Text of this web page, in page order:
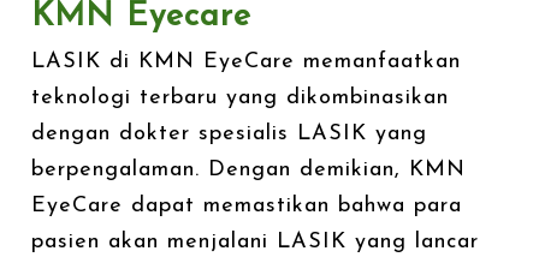
KMN Eyecare
LASIK di KMN EyeCare memanfaatkan
teknologi terbaru yang dikombinasikan
dengan dokter spesialis LASIK yang
berpengalaman. Dengan demikian, KMN
EyeCare dapat memastikan bahwa para
pasien akan menjalani LASIK yang lancar